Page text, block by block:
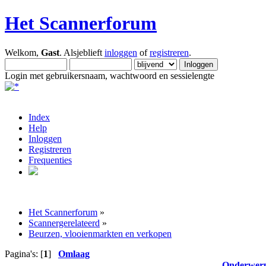
Het Scannerforum
Welkom, Gast. Alsjeblieft inloggen ofregistreren.
Login met gebruikersnaam, wachtwoord en sessielengte
Index
Help
Inloggen
Registreren
Frequenties
Het Scannerforum »
Scannergerelateerd »
Beurzen, vlooienmarkten en verkopen
Pagina's: [1] Omlaag